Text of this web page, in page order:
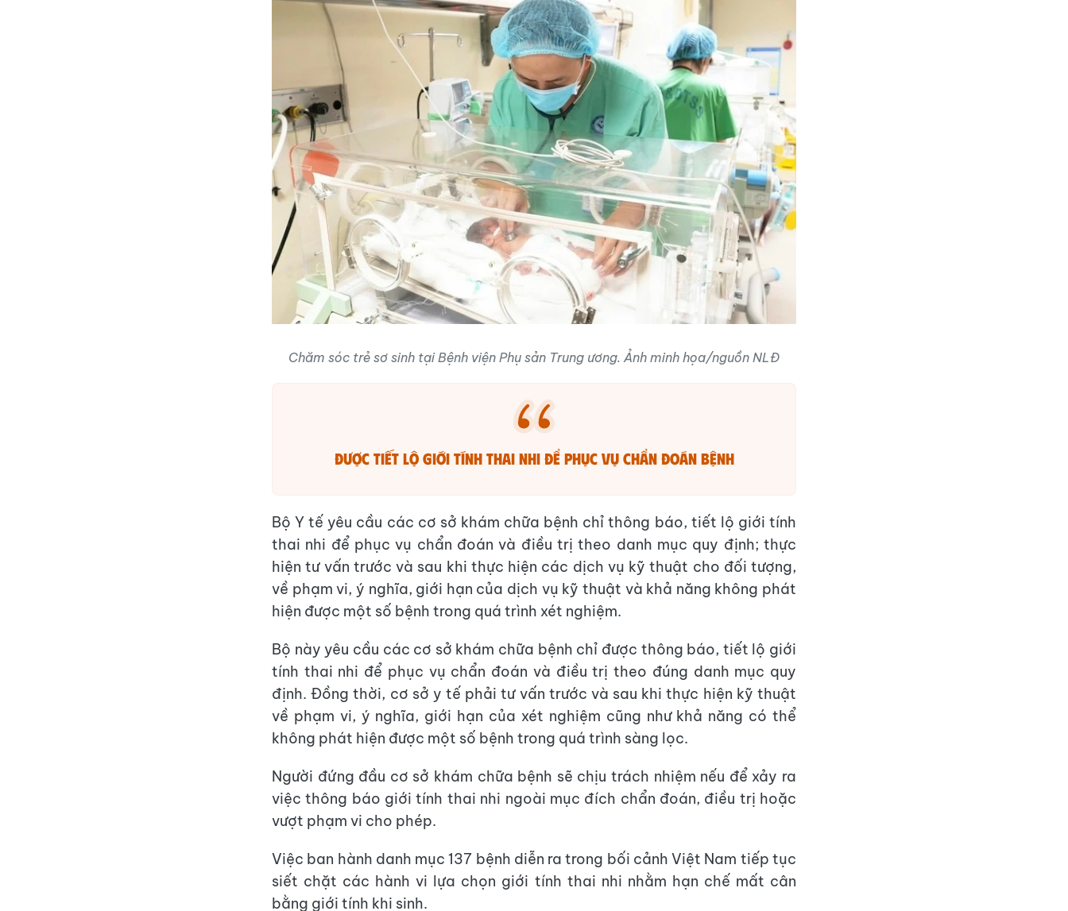
Chăm sóc trẻ sơ sinh tại Bệnh viện Phụ sản Trung ương. Ảnh minh họa/nguồn NLĐ
Được tiết lộ giới tính thai nhi để phục vụ chẩn đoán bệnh
Bộ Y tế yêu cầu các cơ sở khám chữa bệnh chỉ thông báo, tiết lộ giới tính
thai nhi để phục vụ chẩn đoán và điều trị theo danh mục quy định; thực
hiện tư vấn trước và sau khi thực hiện các dịch vụ kỹ thuật cho đối tượng,
về phạm vi, ý nghĩa, giới hạn của dịch vụ kỹ thuật và khả năng không phát
hiện được một số bệnh trong quá trình xét nghiệm.
Bộ này yêu cầu các cơ sở khám chữa bệnh chỉ được thông báo, tiết lộ giới
tính thai nhi để phục vụ chẩn đoán và điều trị theo đúng danh mục quy
định. Đồng thời, cơ sở y tế phải tư vấn trước và sau khi thực hiện kỹ thuật
về phạm vi, ý nghĩa, giới hạn của xét nghiệm cũng như khả năng có thể
không phát hiện được một số bệnh trong quá trình sàng lọc.
Người đứng đầu cơ sở khám chữa bệnh sẽ chịu trách nhiệm nếu để xảy ra
việc thông báo giới tính thai nhi ngoài mục đích chẩn đoán, điều trị hoặc
vượt phạm vi cho phép.
Việc ban hành danh mục 137 bệnh diễn ra trong bối cảnh Việt Nam tiếp tục
siết chặt các hành vi lựa chọn giới tính thai nhi nhằm hạn chế mất cân
bằng giới tính khi sinh.